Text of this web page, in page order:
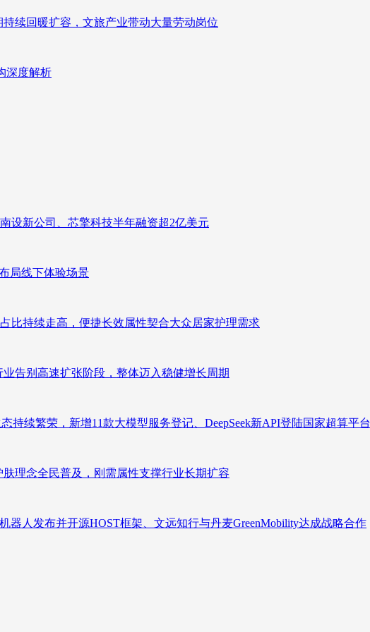
续回暖扩容，文旅产业带动大量劳动岗位
深度解析
设新公司、芯擎科技半年融资超2亿美元
局线下体验场景
比持续走高，便捷长效属性契合大众居家护理需求
告别高速扩张阶段，整体迈入稳健增长周期
续繁荣，新增11款大模型服务登记、DeepSeek新API登陆国家超算平台
理念全民普及，刚需属性支撑行业长期扩容
器人发布并开源HOST框架、文远知行与丹麦GreenMobility达成战略合作